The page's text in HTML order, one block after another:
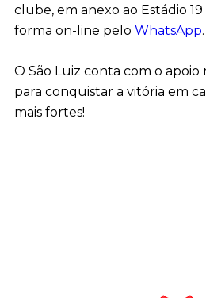
clube, em anexo ao Estádio
forma on-line pelo WhatsApp.
O São Luiz conta com o apoio
para conquistar a vitória em
mais fortes!